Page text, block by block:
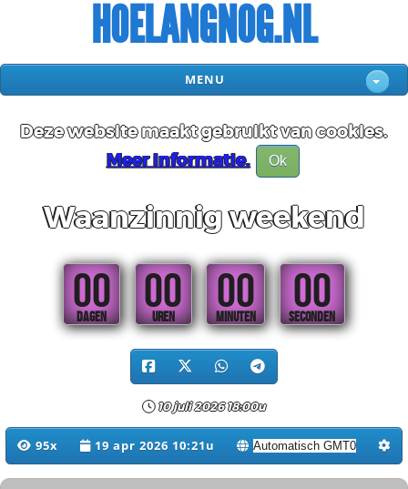
HOELANGNOG.NL
MENU
Deze website maakt gebruikt van cookies.
Meer informatie.
Ok
Waanzinnig weekend
00
DAGEN
00
UREN
00
MINUTEN
00
SECONDEN
10 juli 2026 18:00u
95x 19 apr 2026 10:21u